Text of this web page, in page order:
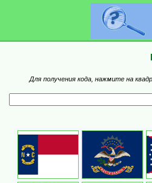
Для получения кода, нажмите на